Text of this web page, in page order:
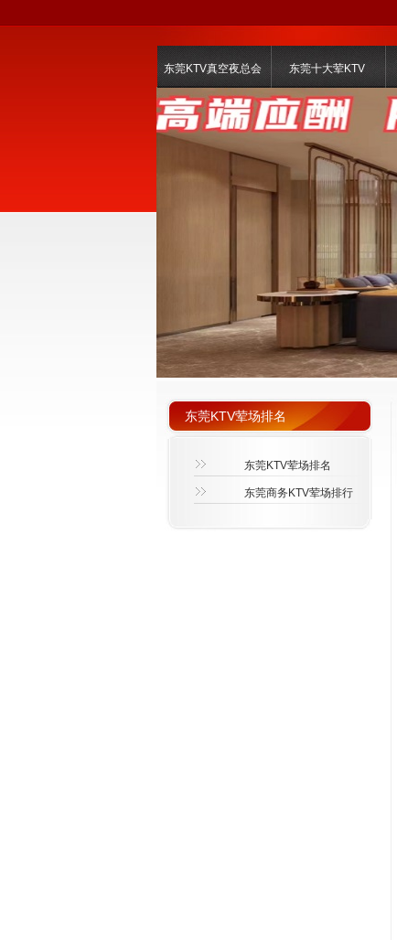
东莞KTV真空夜总会 东莞十大荤KTV
东莞KTV荤场排名
东莞KTV荤场排名
东莞商务KTV荤场排行